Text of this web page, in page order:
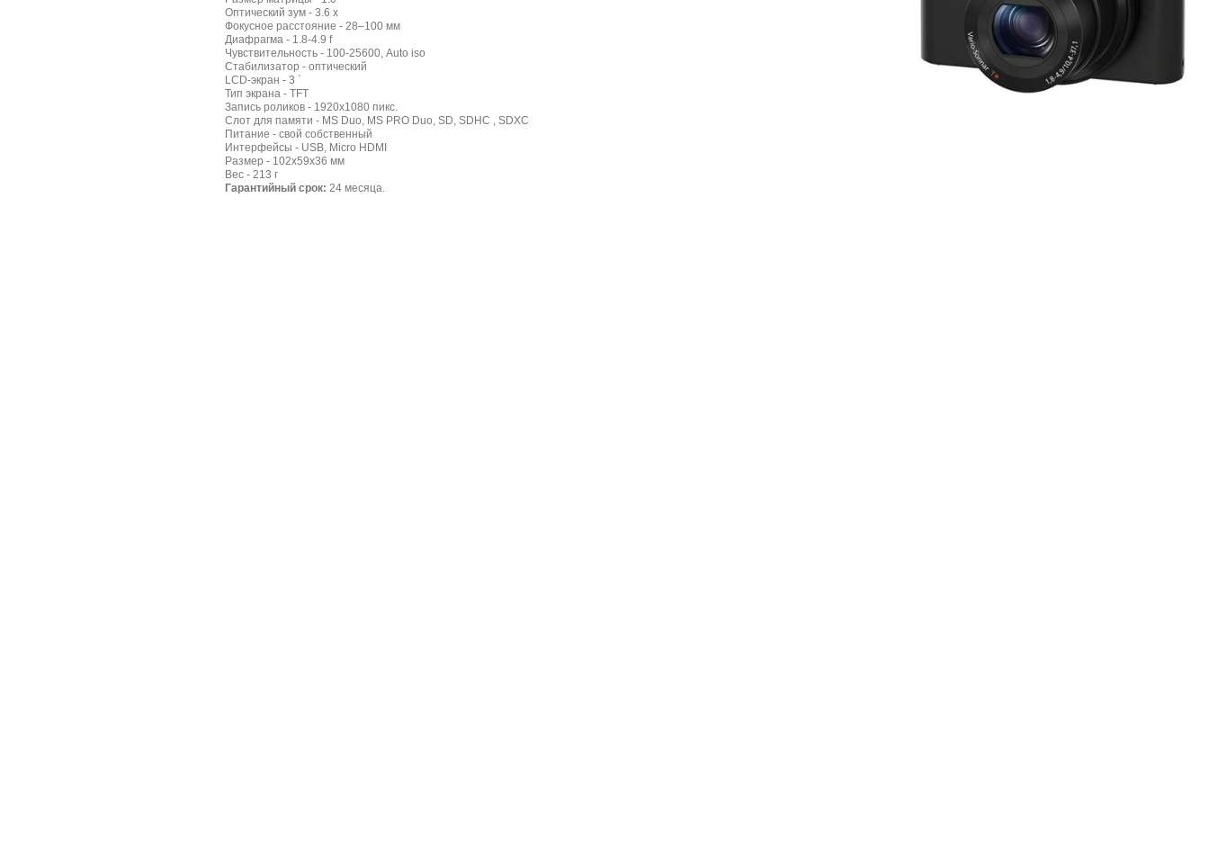
Оптический зум - 3.6 x
Фокусное расстояние - 28–100 мм
Диафрагма - 1.8-4.9 f
Чувствительность - 100-25600, Auto iso
Стабилизатор - оптический
LCD-экран - 3 `
Тип экрана - TFT
Запись роликов - 1920x1080 пикс.
Слот для памяти - MS Duo, MS PRO Duo, SD, SDHC , SDXC
Питание - свой собственный
Интерфейсы - USB, Micro HDMI
Размер - 102х59х36 мм
Вес - 213 г
Гарантийный срок: 24 месяца.